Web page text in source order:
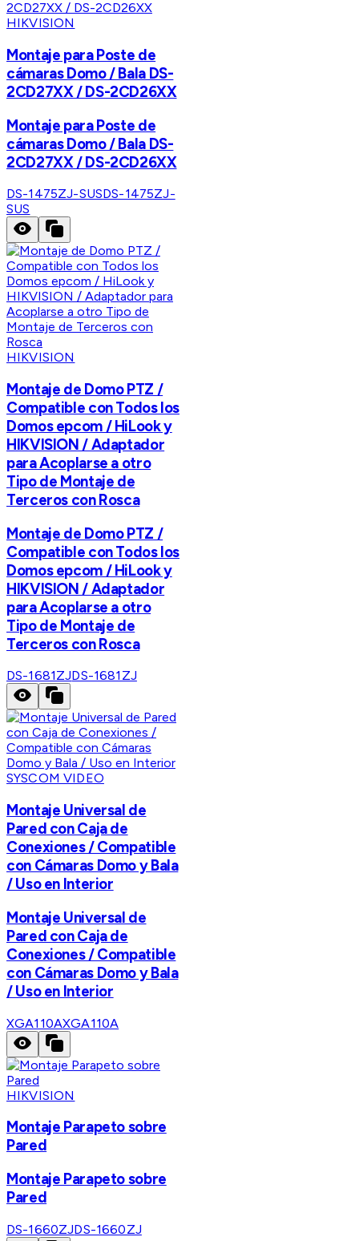
HIKVISION
Montaje para Poste de
cámaras Domo / Bala DS-
2CD27XX / DS-2CD26XX
Montaje para Poste de
cámaras Domo / Bala DS-
2CD27XX / DS-2CD26XX
DS-1475ZJ-SUSDS-1475ZJ-
SUS
HIKVISION
Montaje de Domo PTZ /
Compatible con Todos los
Domos epcom / HiLook y
HIKVISION / Adaptador
para Acoplarse a otro
Tipo de Montaje de
Terceros con Rosca
Montaje de Domo PTZ /
Compatible con Todos los
Domos epcom / HiLook y
HIKVISION / Adaptador
para Acoplarse a otro
Tipo de Montaje de
Terceros con Rosca
DS-1681ZJDS-1681ZJ
SYSCOM VIDEO
Montaje Universal de
Pared con Caja de
Conexiones / Compatible
con Cámaras Domo y Bala
/ Uso en Interior
Montaje Universal de
Pared con Caja de
Conexiones / Compatible
con Cámaras Domo y Bala
/ Uso en Interior
XGA110AXGA110A
HIKVISION
Montaje Parapeto sobre
Pared
Montaje Parapeto sobre
Pared
DS-1660ZJDS-1660ZJ